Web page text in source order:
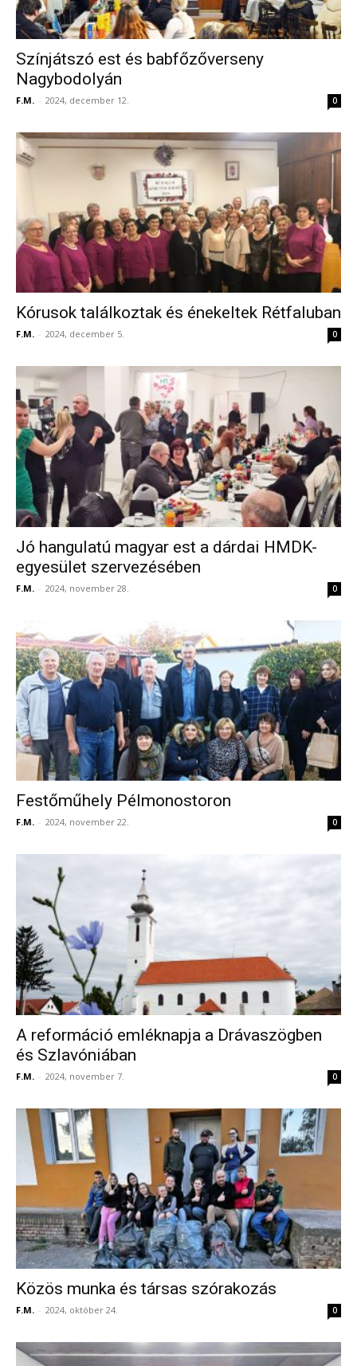
Színjátszó est és babfőzőverseny
Nagybodolyán
F.M. - 2024, december 12. 0
Kórusok találkoztak és énekeltek Rétfaluban
F.M. - 2024, december 5. 0
Jó hangulatú magyar est a dárdai HMDK-
egyesület szervezésében
F.M. - 2024, november 28. 0
Festőműhely Pélmonostoron
F.M. - 2024, november 22. 0
A reformáció emléknapja a Drávaszögben
és Szlavóniában
F.M. - 2024, november 7. 0
Közös munka és társas szórakozás
F.M. - 2024, október 24. 0